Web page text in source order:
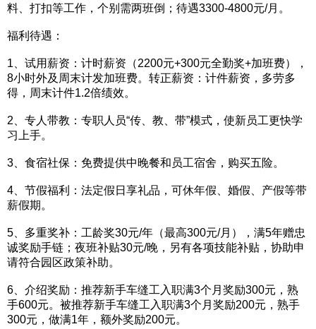
料、打扣等工作，个别需两班倒；待遇3300-4800元/月。
福利待遇：
1、试用薪资：计时薪资（2200元+300元全勤奖+加班费），
8小时外及周末计发加班费。转正薪资：计件薪资，多劳多
得，周末计件1.2倍绩效。
2、专人带教：专职人员“传、教、带”模式，使新员工更快学
习上手。
3、食宿社保：免费提供中晚餐和员工宿舍，购买五险。
4、节假福利：法定假日享礼品，可休年假、婚假、产假等带
薪假期。
5、多重奖补：工龄奖30元/年（最高300元/月），满5年赠忠
诚奖励手链；夜班补贴30元/晚，另有各项技能补贴，协助申
请符合园区政策补助。
6、介绍奖励：推荐新手车缝工入职满3个月奖励300元，熟
手600元。被推荐新手车缝工入职满3个月奖励200元，熟手
300元，做满1年，额外奖励200元。